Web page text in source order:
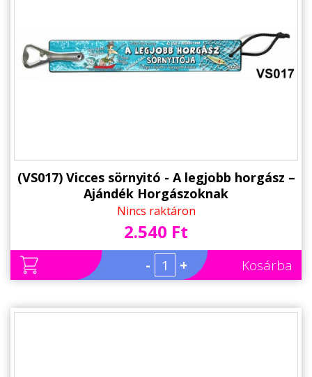
(VS017) Vicces sörnyitó - A legjobb horgász –
Ajándék Horgászoknak
Nincs raktáron
2.540 Ft
- + Kosárba